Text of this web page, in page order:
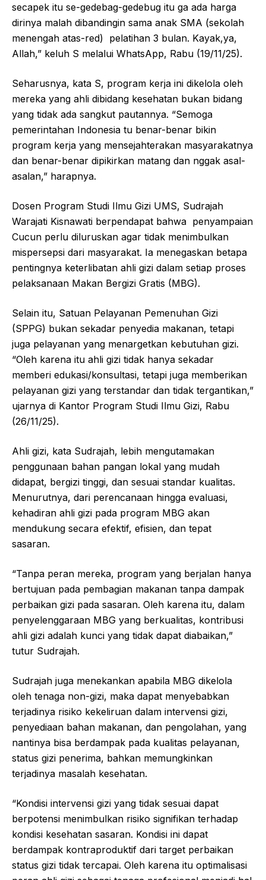
secapek itu se-gedebag-gedebug itu ga ada harga
dirinya malah dibandingin sama anak SMA (sekolah
menengah atas-red) pelatihan 3 bulan. Kayak,ya,
Allah,” keluh S melalui WhatsApp, Rabu (19/11/25).
Seharusnya, kata S, program kerja ini dikelola oleh
mereka yang ahli dibidang kesehatan bukan bidang
yang tidak ada sangkut pautannya. “Semoga
pemerintahan Indonesia tu benar-benar bikin
program kerja yang mensejahterakan masyarakatnya
dan benar-benar dipikirkan matang dan nggak asal-
asalan,” harapnya.
Dosen Program Studi Ilmu Gizi UMS, Sudrajah
Warajati Kisnawati berpendapat bahwa penyampaian
Cucun perlu diluruskan agar tidak menimbulkan
mispersepsi dari masyarakat. Ia menegaskan betapa
pentingnya keterlibatan ahli gizi dalam setiap proses
pelaksanaan Makan Bergizi Gratis (MBG).
Selain itu, Satuan Pelayanan Pemenuhan Gizi
(SPPG) bukan sekadar penyedia makanan, tetapi
juga pelayanan yang menargetkan kebutuhan gizi.
“Oleh karena itu ahli gizi tidak hanya sekadar
memberi edukasi/konsultasi, tetapi juga memberikan
pelayanan gizi yang terstandar dan tidak tergantikan,”
ujarnya di Kantor Program Studi Ilmu Gizi, Rabu
(26/11/25).
Ahli gizi, kata Sudrajah, lebih mengutamakan
penggunaan bahan pangan lokal yang mudah
didapat, bergizi tinggi, dan sesuai standar kualitas.
Menurutnya, dari perencanaan hingga evaluasi,
kehadiran ahli gizi pada program MBG akan
mendukung secara efektif, efisien, dan tepat
sasaran.
“Tanpa peran mereka, program yang berjalan hanya
bertujuan pada pembagian makanan tanpa dampak
perbaikan gizi pada sasaran. Oleh karena itu, dalam
penyelenggaraan MBG yang berkualitas, kontribusi
ahli gizi adalah kunci yang tidak dapat diabaikan,”
tutur Sudrajah.
Sudrajah juga menekankan apabila MBG dikelola
oleh tenaga non-gizi, maka dapat menyebabkan
terjadinya risiko kekeliruan dalam intervensi gizi,
penyediaan bahan makanan, dan pengolahan, yang
nantinya bisa berdampak pada kualitas pelayanan,
status gizi penerima, bahkan memungkinkan
terjadinya masalah kesehatan.
“Kondisi intervensi gizi yang tidak sesuai dapat
berpotensi menimbulkan risiko signifikan terhadap
kondisi kesehatan sasaran. Kondisi ini dapat
berdampak kontraproduktif dari target perbaikan
status gizi tidak tercapai. Oleh karena itu optimalisasi